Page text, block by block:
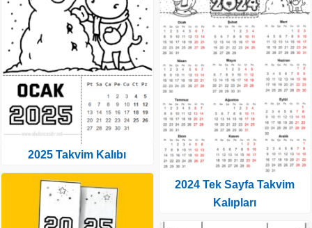
2025 Takvim Kalıbı
2024 Tek Sayfa Takvim
Kalıpları